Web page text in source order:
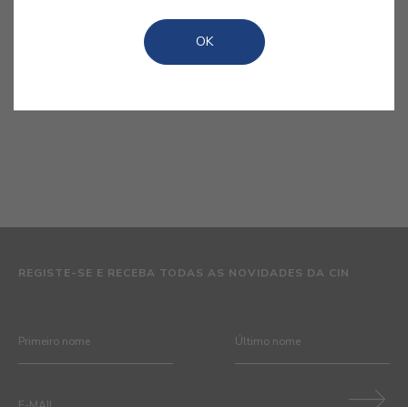
Subscrever
REGISTE-SE E RECEBA TODAS AS NOVIDADES DA CIN
OK